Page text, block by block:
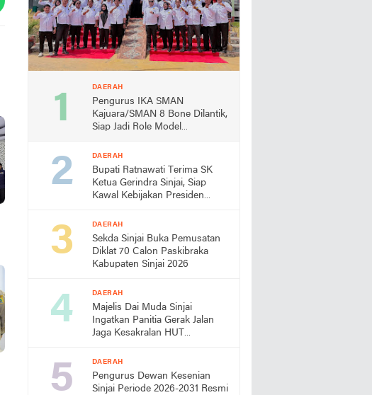
DAERAH
Pengurus IKA SMAN
Kajuara/SMAN 8 Bone Dilantik,
Siap Jadi Role Model
DAERAH
Bupati Ratnawati Terima SK
Ketua Gerindra Sinjai, Siap
Kawal Kebijakan Presiden
DAERAH
Sekda Sinjai Buka Pemusatan
Diklat 70 Calon Paskibraka
Kabupaten Sinjai 2026
DAERAH
Majelis Dai Muda Sinjai
Ingatkan Panitia Gerak Jalan
Jaga Kesakralan HUT
DAERAH
Pengurus Dewan Kesenian
Sinjai Periode 2026-2031 Resmi